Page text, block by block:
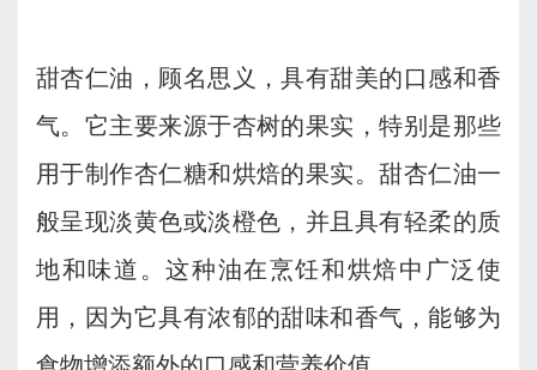
甜杏仁油，顾名思义，具有甜美的口感和香
气。它主要来源于杏树的果实，特别是那些
用于制作杏仁糖和烘焙的果实。甜杏仁油一
般呈现淡黄色或淡橙色，并且具有轻柔的质
地和味道。这种油在烹饪和烘焙中广泛使
用，因为它具有浓郁的甜味和香气，能够为